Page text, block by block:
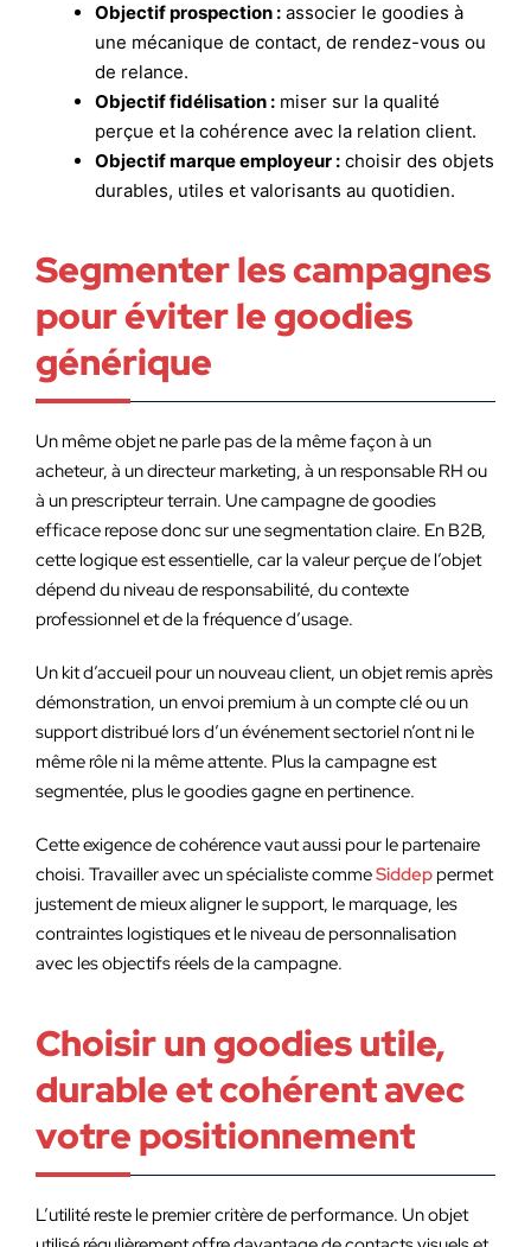
Objectif prospection : associer le goodies à
une mécanique de contact, de rendez-vous ou
de relance.
Objectif fidélisation : miser sur la qualité
perçue et la cohérence avec la relation client.
Objectif marque employeur : choisir des objets
durables, utiles et valorisants au quotidien.
Segmenter les campagnes
pour éviter le goodies
générique
Un même objet ne parle pas de la même façon à un
acheteur, à un directeur marketing, à un responsable RH ou
à un prescripteur terrain. Une campagne de goodies
efficace repose donc sur une segmentation claire. En B2B,
cette logique est essentielle, car la valeur perçue de l’objet
dépend du niveau de responsabilité, du contexte
professionnel et de la fréquence d’usage.
Un kit d’accueil pour un nouveau client, un objet remis après
démonstration, un envoi premium à un compte clé ou un
support distribué lors d’un événement sectoriel n’ont ni le
même rôle ni la même attente. Plus la campagne est
segmentée, plus le goodies gagne en pertinence.
Cette exigence de cohérence vaut aussi pour le partenaire
choisi. Travailler avec un spécialiste commeSiddep permet
justement de mieux aligner le support, le marquage, les
contraintes logistiques et le niveau de personnalisation
avec les objectifs réels de la campagne.
Choisir un goodies utile,
durable et cohérent avec
votre positionnement
L’utilité reste le premier critère de performance. Un objet